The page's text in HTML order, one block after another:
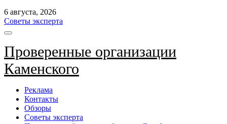
6 августа, 2026
Советы эксперта
Проверенные организации
Каменского
Реклама
Контакты
Обзоры
Советы эксперта